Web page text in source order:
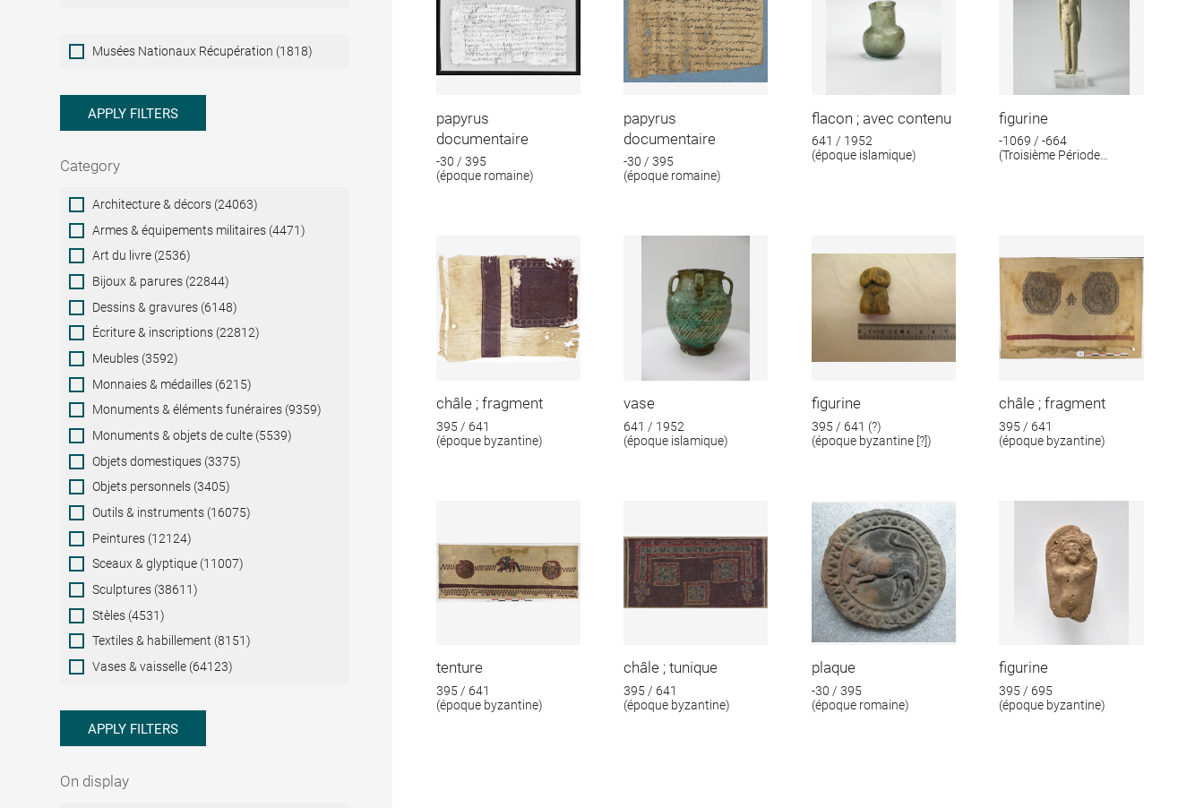
Musées
Nationaux
Musées Nationaux Récupération (1818)
APPLY FILTERS
Category
Category
Architecture & décors (24063)
Armes & équipements militaires (4471)
Art du livre (2536)
Bijoux & parures (22844)
Dessins & gravures (6148)
Écriture & inscriptions (22812)
Meubles (3592)
Monnaies & médailles (6215)
Monuments & éléments funéraires (9359)
Monuments & objets de culte (5539)
Objets domestiques (3375)
Objets personnels (3405)
Outils & instruments (16075)
Peintures (12124)
Sceaux & glyptique (11007)
Sculptures (38611)
Stèles (4531)
Textiles & habillement (8151)
Vases & vaisselle (64123)
APPLY FILTERS
On display
papyrus
documentaire
-30 / 395
(époque romaine)
papyrus
documentaire
-30 / 395
(époque romaine)
flacon ; avec contenu
641 / 1952
(époque islamique)
figurine
-1069 / -664
(Troisième Période
châle ; fragment
395 / 641
(époque byzantine)
vase
641 / 1952
(époque islamique)
figurine
395 / 641 (?)
(époque byzantine [?])
châle ; fragment
395 / 641
(époque byzantine)
tenture
395 / 641
(époque byzantine)
châle ; tunique
395 / 641
(époque byzantine)
plaque
-30 / 395
(époque romaine)
figurine
395 / 695
(époque byzantine)